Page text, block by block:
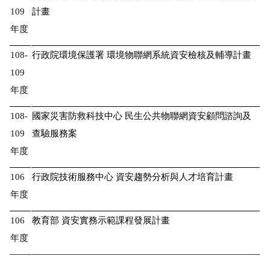
109
年度
計畫
108-
109
年度
行政院環境保護署 環境物聯網系統資安檢核及輔導計畫
108-
109
年度
國家災害防救科技中心 民生公共物聯網資安顧問諮詢及
查驗服務案
106
年度
行政院技術服務中心 資安趨勢分析與人才培育計畫
106
年度
教育部 資安實務示範課程發展計畫